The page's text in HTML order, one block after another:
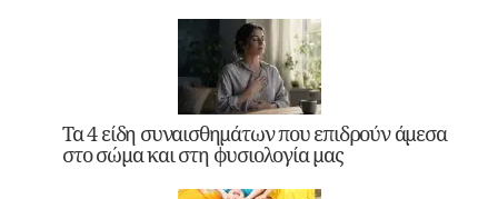
Τα 4 είδη συναισθημάτων που επιδρούν άμεσα
στο σώμα και στη φυσιολογία μας